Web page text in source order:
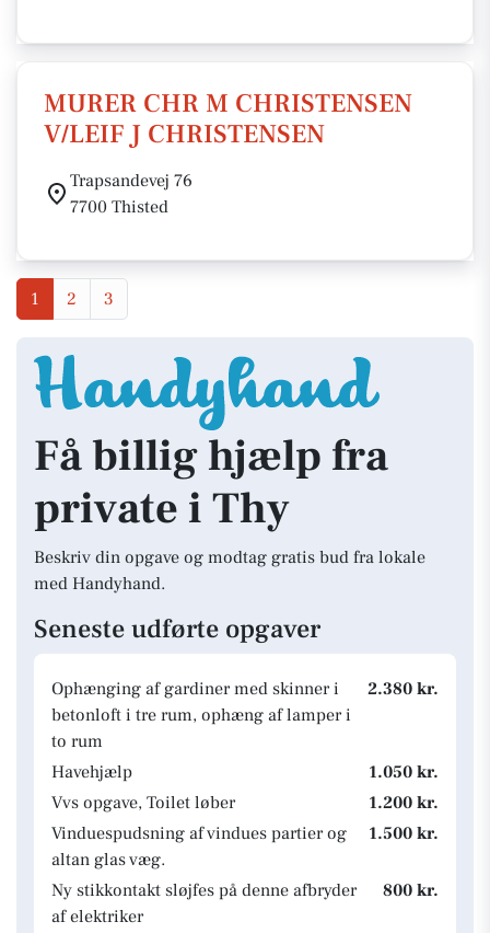
MURER CHR M CHRISTENSEN
V/LEIF J CHRISTENSEN
Trapsandevej 76
7700 Thisted
1 2 3
Få billig hjælp fra
private i Thy
Beskriv din opgave og modtag gratis bud fra lokale
med Handyhand.
Seneste udførte opgaver
Ophænging af gardiner med skinner i
betonloft i tre rum, ophæng af lamper i
to rum
2.380 kr.
Havehjælp
1.050 kr.
Vvs opgave, Toilet løber
1.200 kr.
Vinduespudsning af vindues partier og
altan glas væg.
1.500 kr.
Ny stikkontakt sløjfes på denne afbryder
af elektriker
800 kr.